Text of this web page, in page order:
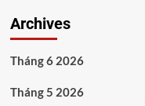
Archives
Tháng 6 2026
Tháng 5 2026